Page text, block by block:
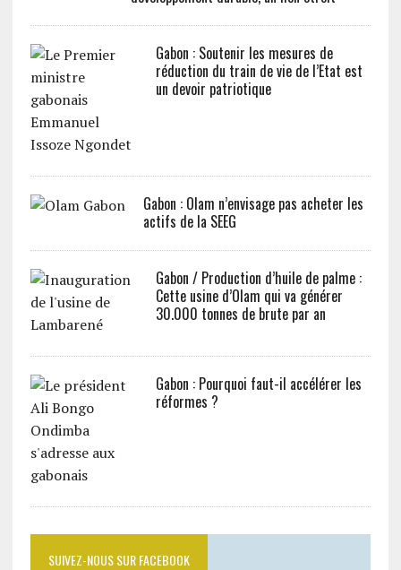
Gabon : Soutenir les mesures de
réduction du train de vie de l’Etat est
un devoir patriotique
Gabon : Olam n’envisage pas acheter les
actifs de la SEEG
Gabon / Production d’huile de palme :
Cette usine d’Olam qui va générer
30.000 tonnes de brute par an
Gabon : Pourquoi faut-il accélérer les
réformes ?
SUIVEZ-NOUS SUR FACEBOOK